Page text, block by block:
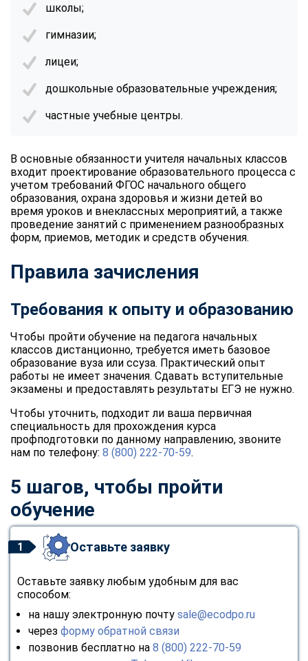
школы;
гимназии;
лицеи;
дошкольные образовательные учреждения;
частные учебные центры.
В основные обязанности учителя начальных классов
входит проектирование образовательного процесса с
учетом требований ФГОС начального общего
образования, охрана здоровья и жизни детей во
время уроков и внеклассных мероприятий, а также
проведение занятий с применением разнообразных
форм, приемов, методик и средств обучения.
Правила зачисления
Требования к опыту и образованию
Чтобы пройти обучение на педагога начальных
классов дистанционно, требуется иметь базовое
образование вуза или ссуза. Практический опыт
работы не имеет значения. Сдавать вступительные
экзамены и предоставлять результаты ЕГЭ не нужно.
Чтобы уточнить, подходит ли ваша первичная
специальность для прохождения курса
профподготовки по данному направлению, звоните
нам по телефону: 8 (800) 222-70-59.
5 шагов, чтобы пройти
обучение
1 Оставьте заявку
Оставьте заявку любым удобным для вас
способом:
на нашу электронную почту sale@ecodpo.ru
через форму обратной связи
позвонив бесплатно на 8 (800) 222-70-59